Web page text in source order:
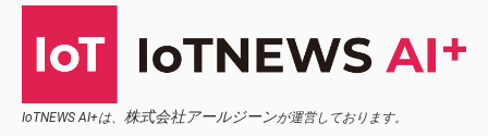
IoTNEWS AI+は、 株式会社アールジーンが運営しております。